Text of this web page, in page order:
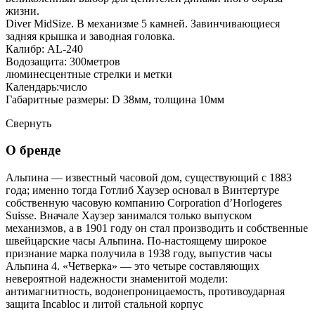
жизни.
Diver MidSize. В механизме 5 камней. Завинчивающиеся
задняя крышка и заводная головка.
Калибр: AL-240
Водозащита: 300метров
люминесцентные стрелки и метки
Календарь:число
Габаритные размеры: D 38мм, толщина 10мм
Свернуть
О бренде
Альпина — известный часовой дом, существующий с 1883
года; именно тогда Готлиб Хаузер основал в Винтертуре
собственную часовую компанию Corporation d’Horlogeres
Suisse. Вначале Хаузер занимался только выпуском
механизмов, а в 1901 году он стал производить и собственные
швейцарские часы Альпина. По-настоящему широкое
признание марка получила в 1938 году, выпустив часы
Альпина 4. «Четверка» — это четыре составляющих
невероятной надежности знаменитой модели:
антимагнитность, водонепроницаемость, противоударная
защита Incabloc и литой стальной корпус